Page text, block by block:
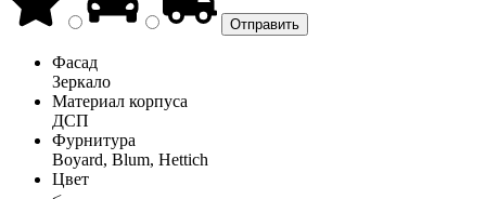
Фасад
Зеркало
Материал корпуса
ДСП
Фурнитура
Boyard, Blum, Hettich
Цвет